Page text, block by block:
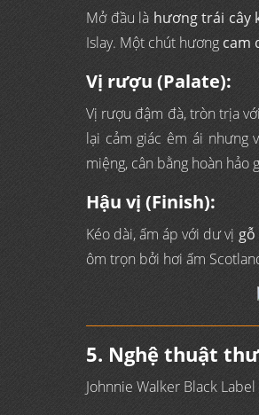
Mở đầu là hương trái cây
Islay. Một chút hương cam
Vị rượu (Palate):
Vị rượu đậm đà, tròn trịa
lại cảm giác êm ái nhưng
miệng, cân bằng hoàn hảo
Hậu vị (Finish):
Kéo dài, ấm áp với dư vị
ôm trọn bởi hơi ấm
5. Nghệ thuật
Johnnie Walker Black